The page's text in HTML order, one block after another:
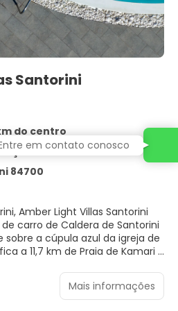
Santorini
do centro
84700
Amber Light Villas Santorini
carro de Caldera de Santorini
a cúpula azul da igreja de
completo, onde você pode
tratamentos para o corpo e
Mais informações
em contato conosco